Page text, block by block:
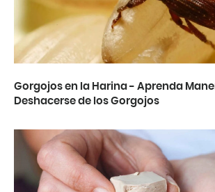
Gorgojos en la Harina - Aprenda
Deshacerse de los Gorgojos